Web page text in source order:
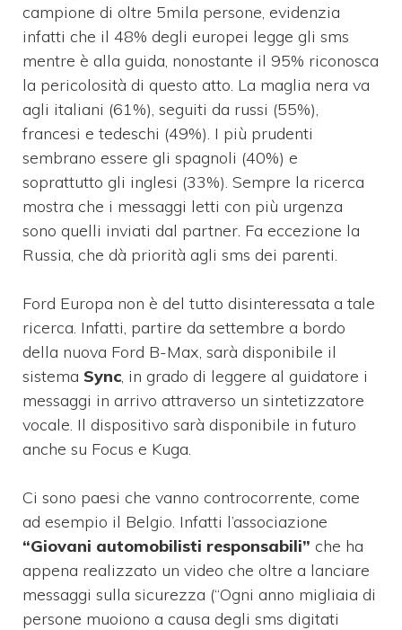
campione di oltre 5mila persone, evidenzia
infatti che il 48% degli europei legge gli sms
mentre è alla guida, nonostante il 95% riconosca
la pericolosità di questo atto. La maglia nera va
agli italiani (61%), seguiti da russi (55%),
francesi e tedeschi (49%). I più prudenti
sembrano essere gli spagnoli (40%) e
soprattutto gli inglesi (33%). Sempre la ricerca
mostra che i messaggi letti con più urgenza
sono quelli inviati dal partner. Fa eccezione la
Russia, che dà priorità agli sms dei parenti.
Ford Europa non è del tutto disinteressata a tale
ricerca. Infatti, partire da settembre a bordo
della nuova Ford B-Max, sarà disponibile il
sistema Sync , in grado di leggere al guidatore i
messaggi in arrivo attraverso un sintetizzatore
vocale. Il dispositivo sarà disponibile in futuro
anche su Focus e Kuga.
Ci sono paesi che vanno controcorrente, come
ad esempio il Belgio. Infatti l’associazione
“Giovani automobilisti responsabili” che ha
appena realizzato un video che oltre a lanciare
messaggi sulla sicurezza (“Ogni anno migliaia di
persone muoiono a causa degli sms digitati